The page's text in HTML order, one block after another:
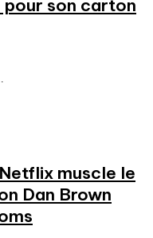
pour son carton
muscle le
Dan Brown